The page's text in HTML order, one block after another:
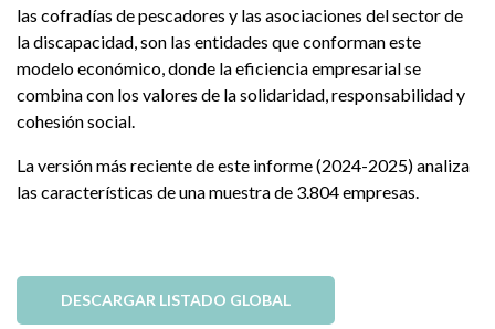
las cofradías de pescadores y las asociaciones del sector de
la discapacidad, son las entidades que conforman este
modelo económico, donde la eficiencia empresarial se
combina con los valores de la solidaridad, responsabilidad y
cohesión social.
La versión más reciente de este informe (2024-2025) analiza
las características de una muestra de 3.804 empresas.
DESCARGAR LISTADO GLOBAL